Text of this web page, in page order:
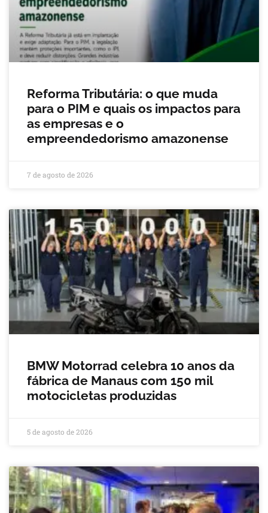
Reforma Tributária: o que muda
para o PIM e quais os impactos para
as empresas e o
empreendedorismo amazonense
7 de agosto de 2026
BMW Motorrad celebra 10 anos da
fábrica de Manaus com 150 mil
motocicletas produzidas
5 de agosto de 2026